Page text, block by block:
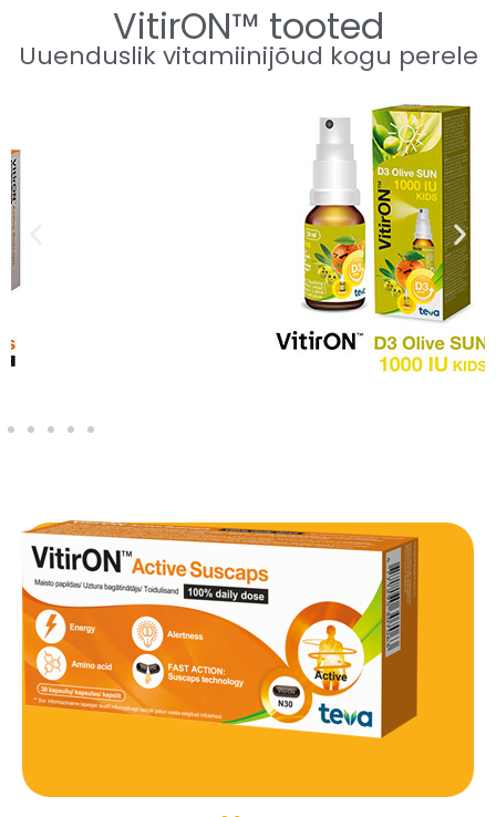
VitirON™ tooted
Uuenduslik vitamiinijõud kogu perele